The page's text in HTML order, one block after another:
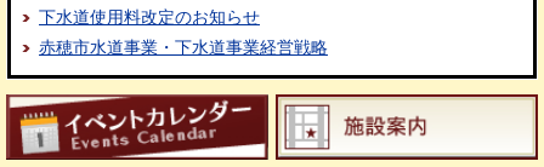
下水道使用料改定のお知らせ
赤穂市水道事業・下水道事業経営戦略